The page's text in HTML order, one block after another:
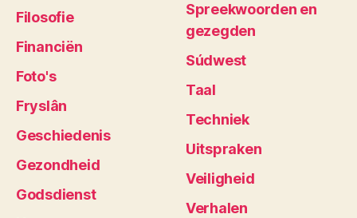
Filosofie
Financiën
Foto's
Fryslân
Geschiedenis
Gezondheid
Godsdienst
Spreekwoorden en
gezegden
Súdwest
Taal
Techniek
Uitspraken
Veiligheid
Verhalen